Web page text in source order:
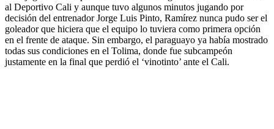
al Deportivo Cali y aunque tuvo algunos minutos jugando por
decisión del entrenador Jorge Luis Pinto, Ramírez nunca pudo ser el
goleador que hiciera que el equipo lo tuviera como primera opción
en el frente de ataque. Sin embargo, el paraguayo ya había mostrado
todas sus condiciones en el Tolima, donde fue subcampeón
justamente en la final que perdió el ‘vinotinto’ ante el Cali.